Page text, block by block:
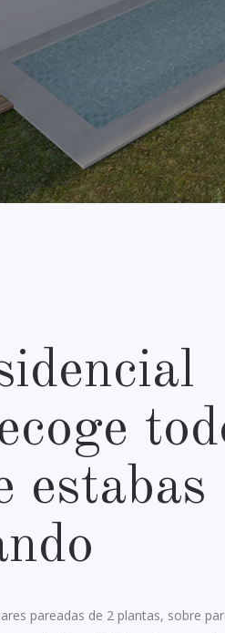
estabas
pareadas de 2 plantas, sobre